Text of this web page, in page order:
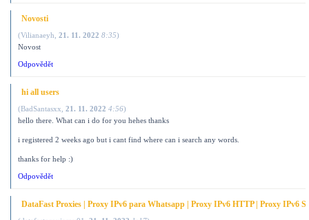
Novosti
(Vilianaeyh 21. 11. 2022 8:35)
Novost
Odpovědět
hi all users
(BadSantasxx 21. 11. 2022 4:56)
hello there. What can i do for you hehes thanks
i registered 2 weeks ago but i cant find where can i search any words.
thanks for help :)
Odpovědět
DataFast Proxies | Proxy IPv6 para Whatsapp | Proxy IPv6 HTTP | Proxy IPv6